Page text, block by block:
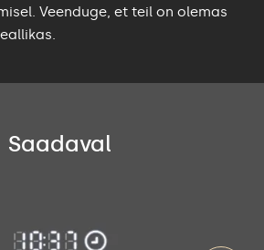
Veenduge, et teil on olemas
Saadaval